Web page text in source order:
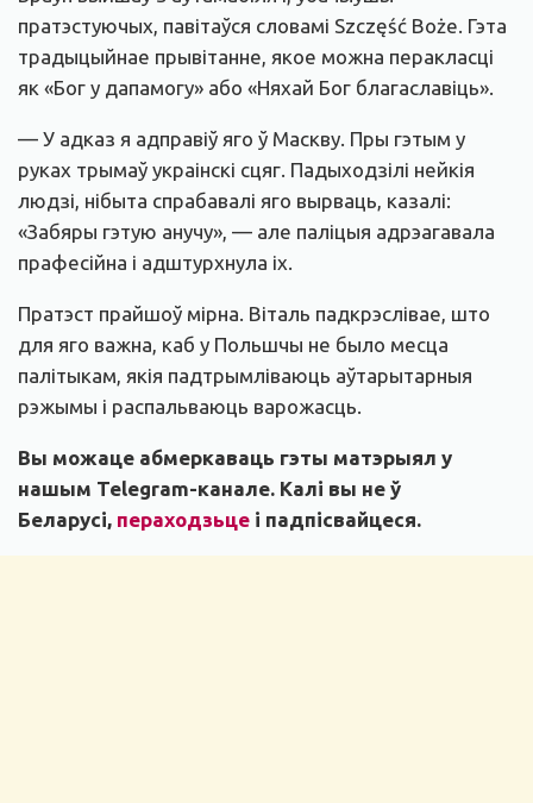
пратэстуючых, павітаўся словамі Szczęść Boże. Гэта
традыцыйнае прывітанне, якое можна перакласці
як «Бог у дапамогу» або «Няхай Бог благаславіць».
— У адказ я адправіў яго ў Маскву. Пры гэтым у
руках трымаў украінскі сцяг. Падыходзілі нейкія
людзі, нібыта спрабавалі яго вырваць, казалі:
«Забяры гэтую анучу», — але паліцыя адрэагавала
прафесійна і адштурхнула іх.
Пратэст прайшоў мірна. Віталь падкрэслівае, што
для яго важна, каб у Польшчы не было месца
палітыкам, якія падтрымліваюць аўтарытарныя
рэжымы і распальваюць варожасць.
Вы можаце абмеркаваць гэты матэрыял у
нашым Telegram-канале. Калі вы не ў
Беларусі, пераходзьце і падпісвайцеся.